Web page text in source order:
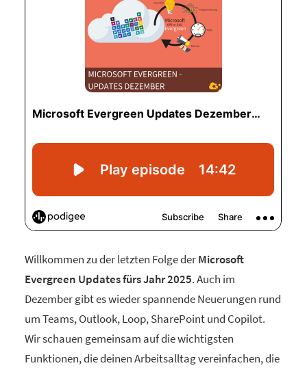
Willkommen zu der letzten Folge derMicrosoft
Evergreen Updates fürs Jahr 2025. Auch im
Dezember gibt es wieder spannende Neuerungen rund
um Teams, Outlook, Loop, SharePoint und Copilot.
Wir schauen gemeinsam auf die wichtigsten
Funktionen, die deinen Arbeitsalltag vereinfachen, die